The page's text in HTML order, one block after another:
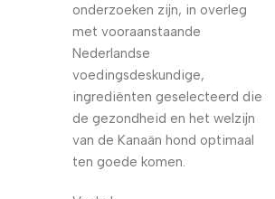
onderzoeken zijn, in overleg
met vooraanstaande
Nederlandse
voedingsdeskundige,
ingrediënten geselecteerd die
de gezondheid en het welzijn
van de Kanaän hond optimaal
ten goede komen.